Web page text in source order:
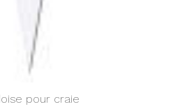
pour craie